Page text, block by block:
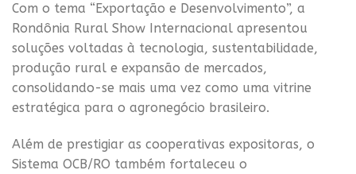
Com o tema “Exportação e Desenvolvimento”, a
Rondônia Rural Show Internacional apresentou
soluções voltadas à tecnologia, sustentabilidade,
produção rural e expansão de mercados,
consolidando-se mais uma vez como uma vitrine
estratégica para o agronegócio brasileiro.
Além de prestigiar as cooperativas expositoras, o
Sistema OCB/RO também fortaleceu o